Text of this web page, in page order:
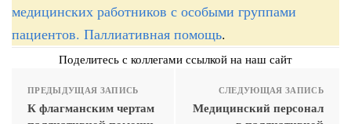
медицинских работников с особыми группами
пациентов. Паллиативная помощь.
Поделитесь с коллегами ссылкой на наш сайт
ПРЕДЫДУЩАЯ ЗАПИСЬ
К флагманским чертам
СЛЕДУЮЩАЯ ЗАПИСЬ
Медицинский персонал